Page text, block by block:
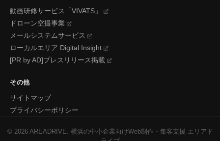
動画研修サービス「VIVATS」
ドローン空撮事業
メールシステムサービス
ローカルエリア Digital Insight
[PR by AD]プレスリリース掲載
その他
サイトマップ
プライバシーポリシー
© 2026AREADRIVE. 横浜の中小企業向けWeb制作・集客支援 エリアド